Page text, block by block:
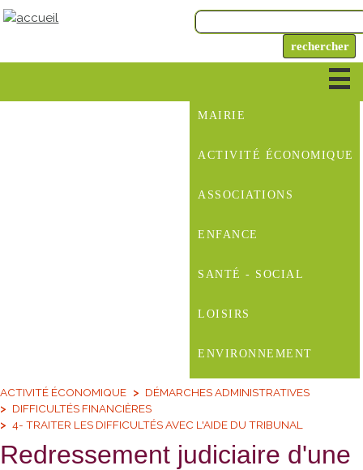
MAIRIE
ACTIVITÉ ÉCONOMIQUE
ASSOCIATIONS
ENFANCE
SANTÉ - SOCIAL
LOISIRS
ENVIRONNEMENT
ACTIVITÉ ÉCONOMIQUE
DÉMARCHES ADMINISTRATIVES
DIFFICULTÉS FINANCIÈRES
4- TRAITER LES DIFFICULTÉS AVEC L'AIDE DU TRIBUNAL
Redressement judiciaire d'une